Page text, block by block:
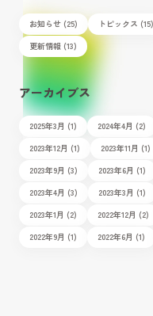
お知らせ (25) トピックス (15)
更新情報 (13)
アーカイブス
2025年3月 (1) 2024年4月 (2)
2023年12月 (1)
2023年11月 (1)
2023年9月 (3)
2023年6月 (1)
2023年4月 (3)
2023年3月 (1)
2023年1月 (2)
2022年12月 (2)
2022年9月 (1)
2022年6月 (1)